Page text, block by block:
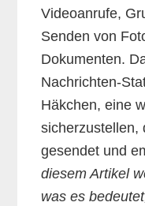
Videoanrufe,
Senden von
Dokumenten.
Nachrichten-
Häkchen, eine
sicherzustellen,
gesendet und
diesem Artikel
was es